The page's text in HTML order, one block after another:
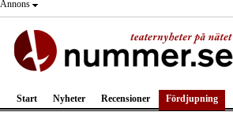
Annons
Start Nyheter Recensioner Fördjupning